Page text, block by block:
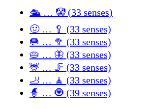
🛳 … 🤡 (33 senses)
🤢 … 🥄 (33 senses)
🥅 … 🥦 (33 senses)
🥧 … 🦋 (33 senses)
🦌 … 🦵 (33 senses)
🦶 … 🧘 (33 senses)
🧙 … 🧿 (39 senses)